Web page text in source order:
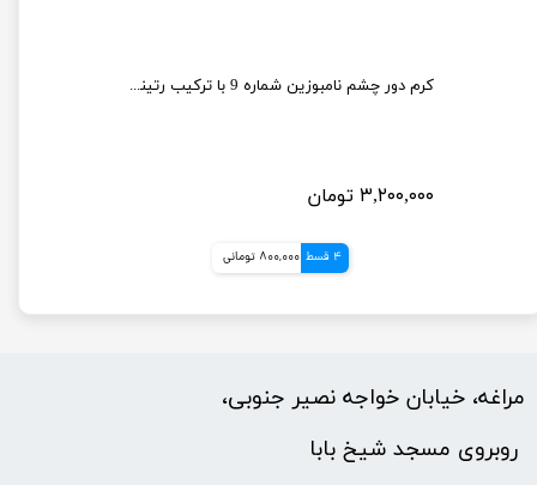
کرم دور چشم نامبوزین شماره 9 با ترکیب رتینول و NAD+
۳,۲۰۰,۰۰۰ تومان
4 قسط 800,000 تومانی
مراغه، خیابان خواجه نصیر جنوبی،
​​​​​​​ روبروی مسجد شیخ بابا